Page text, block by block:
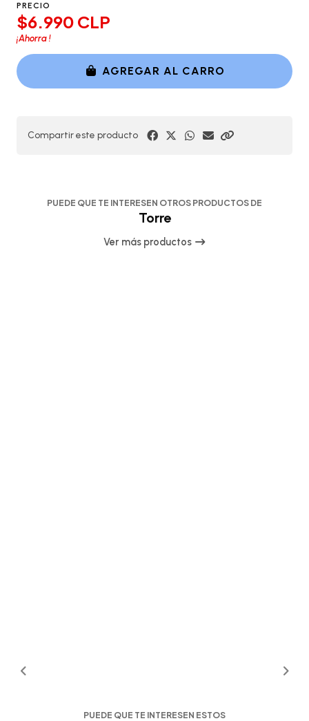
PRECIO
$6.990 CLP
¡Ahorra!
AGREGAR AL CARRO
Compartir este producto
PUEDE QUE TE INTERESEN OTROS PRODUCTOS DE
Torre
Ver más productos
PUEDE QUE TE INTERESEN ESTOS